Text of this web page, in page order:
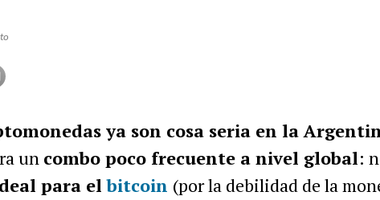
ya son cosa seria en la
un combo poco frecuente a nivel global:
para elbitcoin (por la debilidad de la